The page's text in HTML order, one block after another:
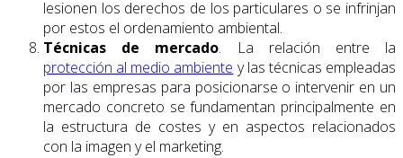
lesionen los derechos de los particulares o se infrinjan
por estos el ordenamiento ambiental.
Técnicas de mercado. La relación entre la
protección al medio ambiente y las técnicas empleadas
por las empresas para posicionarse o intervenir en un
mercado concreto se fundamentan principalmente en
la estructura de costes y en aspectos relacionados
con la imagen y el marketing.